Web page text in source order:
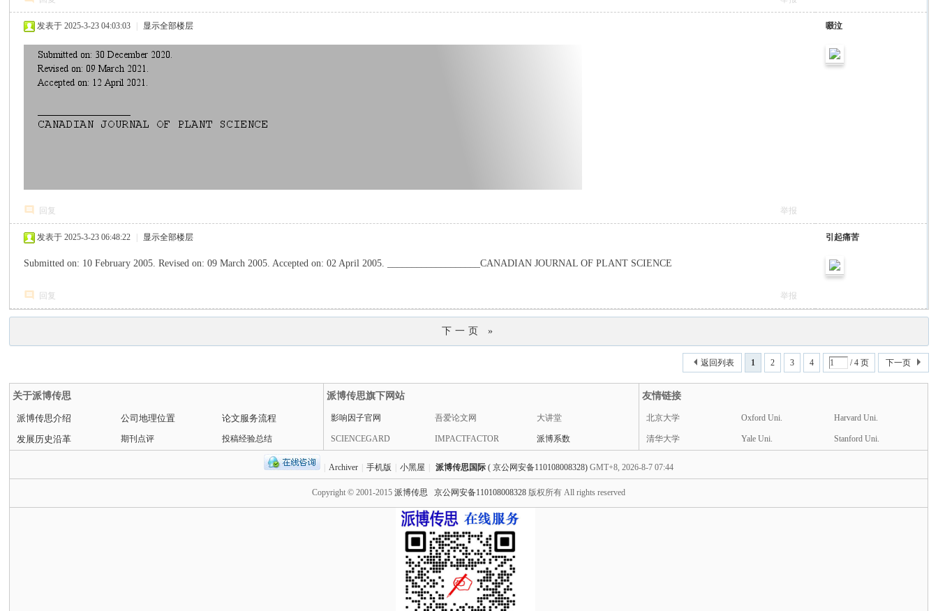
发表于 2025-3-23 04:03:03 显示全部楼层 啜泣
回复 举报
发表于 2025-3-23 06:48:22 显示全部楼层
Submitted on: 10 February 2005. Revised on: 09 March 2005. Accepted on: 02 April 2005. ___________________CANADIAN JOURNAL OF PLANT SCIENCE
引起痛苦
回复 举报
下一页 »
1 2 3 4 / 4 页 下一页
返回列表
关于派博传思 派博传思旗下网站 友情链接
派博传思介绍 公司地理位置 论文服务流程 影响因子官网 吾爱论文网 大讲堂 北京大学 Oxford Uni. Harvard Uni.
发展历史沿革 期刊点评 投稿经验总结 SCIENCEGARD IMPACTFACTOR 派博系数 清华大学 Yale Uni. Stanford Uni.
Archiver 手机版 小黑屋 派博传思国际 ( 京公网安备110108008328) GMT+8, 2026-8-7 07:44
Copyright © 2001-2015派博传思 京公网安备110108008328 版权所有 All rights reserved